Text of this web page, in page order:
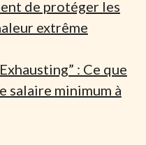
de protéger les
extrême
: Ce que
salaire minimum à